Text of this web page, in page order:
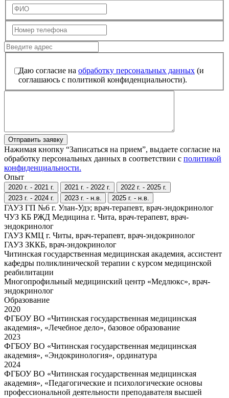
Даю согласие на обработку персональных данных (и
соглашаюсь с политикой конфиденциальности).
Отправить заявку
Нажимая кнопку “Записаться на прием”, выдаете согласие на
обработку персональных данных в соответствии с политикой
конфиденциальности.
Опыт
2020 г. - 2021 г. 2021 г. - 2022 г.
2022 г. - 2025 г.
2023 г. - 2024 г.
2023 г. - н.в. 2025 г. - н.в.
ГАУЗ ГП №6 г. Улан-Удэ; врач-терапевт, врач-эндокринолог
ЧУЗ КБ РЖД Медицина г. Чита, врач-терапевт, врач-
эндокринолог
ГАУЗ КМЦ г. Читы, врач-терапевт, врач-эндокринолог
ГАУЗ ЗККБ, врач-эндокринолог
Читинская государственная медицинская академия, ассистент
кафедры поликлинической терапии с курсом медицинской
реабилитации
Многопрофильный медицинский центр «Медлюкс», врач-
эндокринолог
Образование
2020
ФГБОУ ВО «Читинская государственная медицинская
академия», «Лечебное дело», базовое образование
2023
ФГБОУ ВО «Читинская государственная медицинская
академия», «Эндокринология», ординатура
2024
ФГБОУ ВО «Читинская государственная медицинская
академия», «Педагогические и психологические основы
профессиональной деятельности преподавателя высшей